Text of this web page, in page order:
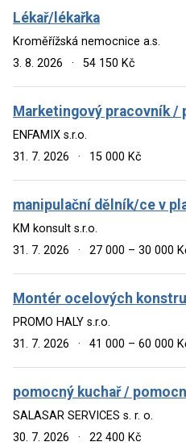
Lékař/lékařka
Kroměřížská nemocnice a.s.
3. 8. 2026
· 54 150 Kč
Marketingový pracovník /
ENFAMIX s.r.o.
31. 7. 2026
· 15 000 Kč
manipulační dělník/ce v
KM konsult s.r.o.
31. 7. 2026
· 27 000 – 30 000
Montér ocelových
PROMO HALY s.r.o.
31. 7. 2026
· 41 000 – 60 000
pomocný kuchař /
SALASAR SERVICES s. r. o.
30. 7. 2026
· 22 400 Kč